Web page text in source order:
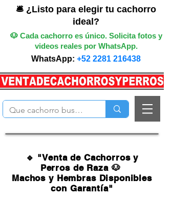
🛎️ ¿Listo para elegir tu cachorro
ideal?
🐶 Cada cachorro es único. Solicita fotos y
videos reales por WhatsApp.
WhatsApp: +52 2281 216438
🔹 "Venta de Cachorros y
Perros de Raza 🐶
Machos y Hembras Disponibles
con Garantía"